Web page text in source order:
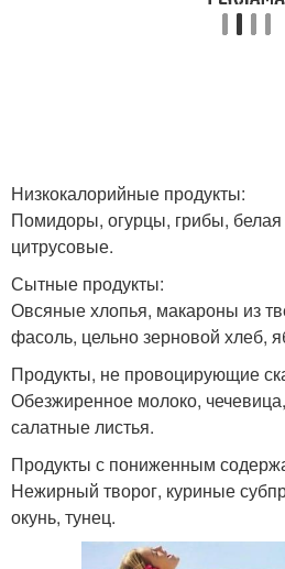
Низкокалорийные продукты:
Помидоры, огурцы, грибы,
цитрусовые.
Сытные продукты:
Овсяные хлопья, макароны из
фасоль, цельно зерновой хлеб,
Продукты, не провоцирующие
Обезжиренное молоко,
салатные листья.
Продукты с пониженным
Нежирный творог, куриные
окунь, тунец.